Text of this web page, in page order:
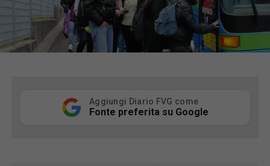
Aggiungi Diario FVG come
Fonte preferita su Google